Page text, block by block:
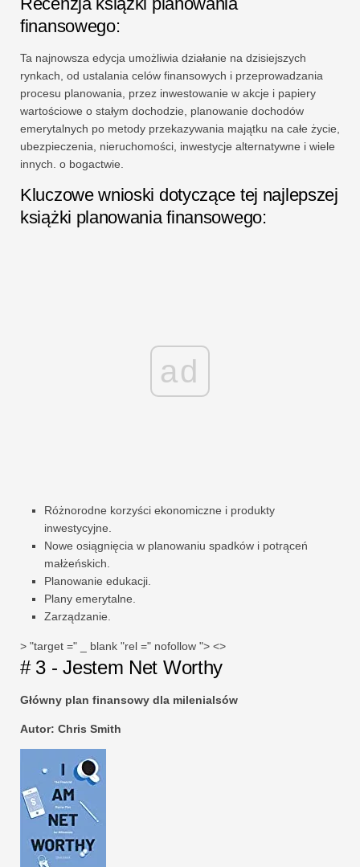
finansowego:
Ta najnowsza edycja umożliwia działanie na dzisiejszych
rynkach, od ustalania celów finansowych i przeprowadzania
procesu planowania, przez inwestowanie w akcje i papiery
wartościowe o stałym dochodzie, planowanie dochodów
emerytalnych po metody przekazywania majątku na całe życie,
ubezpieczenia, nieruchomości, inwestycje alternatywne i wiele
innych. o bogactwie.
Kluczowe wnioski dotyczące tej najlepszej
książki planowania finansowego:
ad
Różnorodne korzyści ekonomiczne i produkty
inwestycyjne.
Nowe osiągnięcia w planowaniu spadków i potrąceń
małżeńskich.
Planowanie edukacji.
Plany emerytalne.
Zarządzanie.
> "target =" _ blank "rel =" nofollow "> <>
# 3 - Jestem Net Worthy
Główny plan finansowy dla milenialsów
Autor: Chris Smith